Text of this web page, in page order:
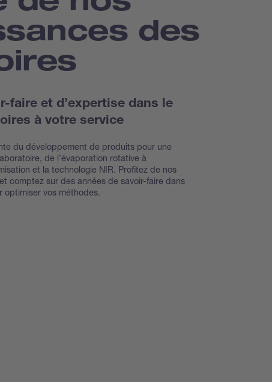
des
faire et d’expertise dans le
à votre service
du développement de produits pour une
de l’évaporation rotative à
et la technologie NIR. Profitez de nos
comptez sur des années de savoir-faire dans
optimiser vos méthodes.